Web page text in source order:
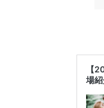
【
場